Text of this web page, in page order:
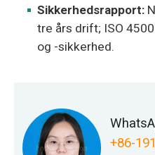
Sikkerhedsrapport:
tre års drift; ISO
og -sikkerhed.
+86-